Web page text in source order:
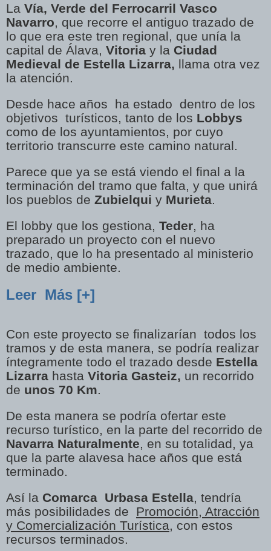
La Vía, Verde del Ferrocarril Vasco
Navarro, que recorre el antiguo trazado de
lo que era este tren regional, que unía la
capital de Álava, Vitoria y la Ciudad
Medieval de Estella Lizarra, llama otra vez
la atención.
Desde hace años ha estado dentro de los
objetivos turísticos, tanto de los Lobbys
como de los ayuntamientos, por cuyo
territorio transcurre este camino natural.
Parece que ya se está viendo el final a la
terminación del tramo que falta, y que unirá
los pueblos de Zubielqui y Murieta.
El lobby que los gestiona, Teder, ha
preparado un proyecto con el nuevo
trazado, que lo ha presentado al ministerio
de medio ambiente.
Leer Más [+]
Con este proyecto se finalizarían todos los
tramos y de esta manera, se podría realizar
íntegramente todo el trazado desde Estella
Lizarra hasta Vitoria Gasteiz, un recorrido
de unos 70 Km.
De esta manera se podría ofertar este
recurso turístico, en la parte del recorrido de
Navarra Naturalmente, en su totalidad, ya
que la parte alavesa hace años que está
terminado.
Así la Comarca Urbasa Estella, tendría
más posibilidades de Promoción, Atracción
y Comercialización Turística, con estos
recursos terminados.